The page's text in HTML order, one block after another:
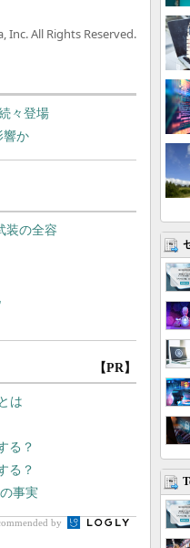
Inc. All Rights Reserved.
々登場
響か
【PR】
は
る？
る？
事実
by